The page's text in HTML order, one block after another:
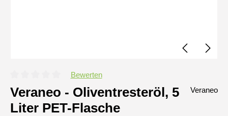
Bewerten
Veraneo - Oliventresteröl, 5
Liter PET-Flasche
Veraneo